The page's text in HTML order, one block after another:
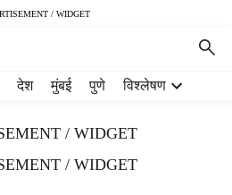
/ WIDGET
देश मुंबई पुणे विश्लेषण
/ WIDGET
/ WIDGET